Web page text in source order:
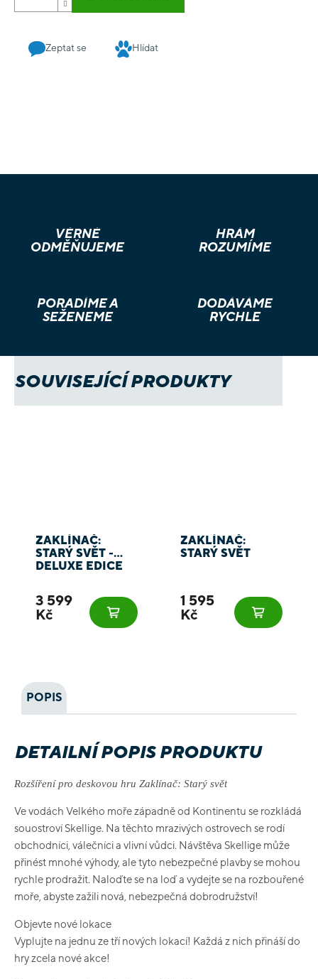
rybolidí! Postavte se Dagonovi Střežte se! Někde v
Dagona 1 herní plán 3 figurky lodí 1 velká karta nestvůry 14
Zeptat se Hlídat
VĚRNÉ
ODMĚŇUJEME
HRÁM
ROZUMÍME
PORADÍME A
SEŽENEME
DODÁVÁME
RYCHLE
SOUVISEJÍCÍ PRODUKTY
ZAKLÍNAČ:
STARÝ SVĚT -
DELUXE EDICE
3 599
Kč
ZAKLÍNAČ:
STARÝ SVĚT
1 595
Kč
POPIS
DETAILNÍ POPIS PRODUKTU
Rozšíření pro deskovou hru Zaklínač: Starý svět
Ve vodách Velkého moře západně od Kontinentu se rozkládá
souostroví Skellige. Na těchto mrazivých ostrovech se rodí
obchodníci, válečníci a vlivní vůdci. Návštěva Skellige může
přinést mnohé výhody, ale tyto nebezpečné plavby se mohou
rychle prodražit. Naloďte se na loď a vydejte se na rozbouřené
moře, abyste zažili nová, nebezpečná dobrodružství!
Objevte nové lokace
Vyplujte na jednu ze tří nových lokací! Každá z nich přináší do
hry zcela nové akce!